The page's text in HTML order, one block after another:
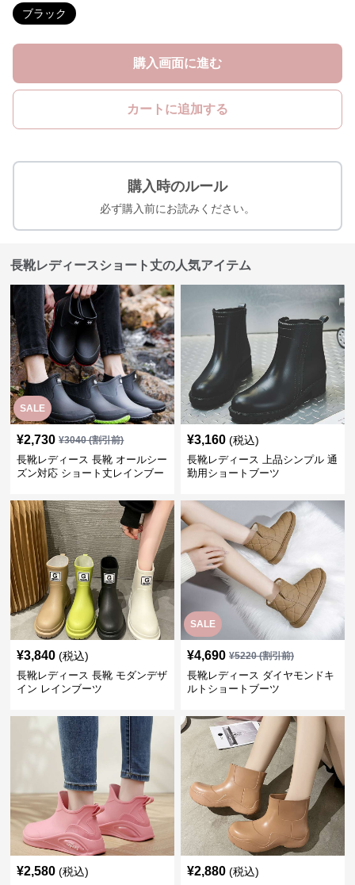
ブラック
購入画面に進む
カートに追加する
購入時のルール
必ず購入前にお読みください。
長靴レディースショート丈の人気アイテム
SALE
¥2,730 ¥3040(割引前)
長靴レディース 長靴 オールシー
ズン対応 ショート丈レインブー
¥3,160 (税込)
長靴レディース 上品シンプル 通
勤用ショートブーツ
¥3,840 (税込)
長靴レディース 長靴 モダンデザ
イン レインブーツ
SALE
¥4,690 ¥5220(割引前)
長靴レディース ダイヤモンドキ
ルトショートブーツ
¥2,580 (税込) ¥2,880 (税込)